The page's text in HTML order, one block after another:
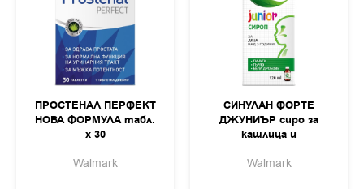
ПРОСТЕНАЛ ПЕРФЕКТ
НОВА ФОРМУЛА табл.
х 30
Walmark
СИНУЛАН ФОРТЕ
ДЖУНИЪР сиро за
кашлица и
120мл
Walmark